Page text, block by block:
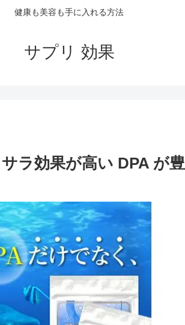
健康も美容も手に入れる方法
サプリ 効果
ラ効果が高い DPA が豊